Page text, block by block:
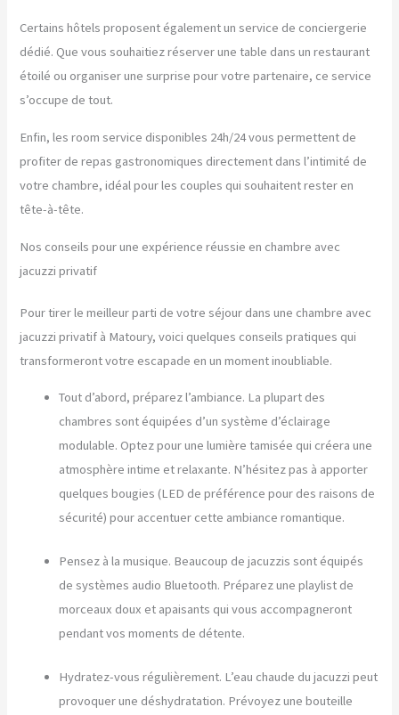
Certains hôtels proposent également un service de conciergerie
dédié. Que vous souhaitiez réserver une table dans un restaurant
étoilé ou organiser une surprise pour votre partenaire, ce service
s’occupe de tout.
Enfin, les room service disponibles 24h/24 vous permettent de
profiter de repas gastronomiques directement dans l’intimité de
votre chambre, idéal pour les couples qui souhaitent rester en
tête-à-tête.
Nos conseils pour une expérience réussie en chambre avec
jacuzzi privatif
Pour tirer le meilleur parti de votre séjour dans une chambre avec
jacuzzi privatif à Matoury, voici quelques conseils pratiques qui
transformeront votre escapade en un moment inoubliable.
Tout d’abord, préparez l’ambiance. La plupart des
chambres sont équipées d’un système d’éclairage
modulable. Optez pour une lumière tamisée qui créera une
atmosphère intime et relaxante. N’hésitez pas à apporter
quelques bougies (LED de préférence pour des raisons de
sécurité) pour accentuer cette ambiance romantique.
Pensez à la musique. Beaucoup de jacuzzis sont équipés
de systèmes audio Bluetooth. Préparez une playlist de
morceaux doux et apaisants qui vous accompagneront
pendant vos moments de détente.
Hydratez-vous régulièrement. L’eau chaude du jacuzzi peut
provoquer une déshydratation. Prévoyez une bouteille